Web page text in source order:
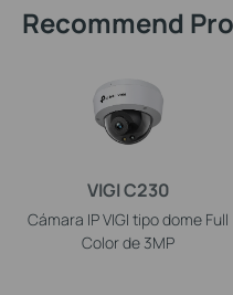
Recommend
VIGI C230
Cámara IP VIGI tipo dome Full
Color de 3MP